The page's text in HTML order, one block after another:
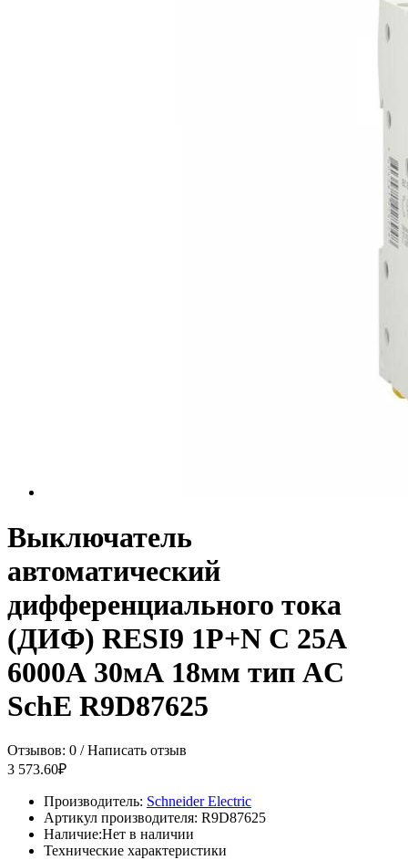
Выключатель
автоматический
дифференциального тока
(ДИФ) RESI9 1P+N С 25А
6000А 30мА 18мм тип AC
SchE R9D87625
Отзывов: 0 /Написать отзыв
3 573.60₽
Производитель: Schneider Electric
Артикул производителя: R9D87625
Наличие:Нет в наличии
Технические характеристики